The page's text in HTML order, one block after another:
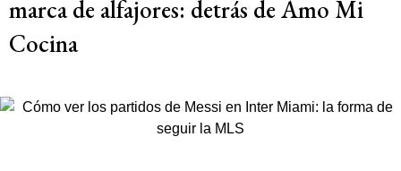
marca de alfajores: detrás de Amo Mi
Cocina